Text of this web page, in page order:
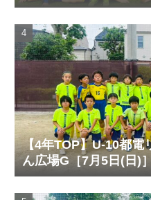
公園サッカー場G［6
果』『マッチレポート
【4年TOP】U-10都
ん広場G［7月5日(日)
チレポート』『試合動